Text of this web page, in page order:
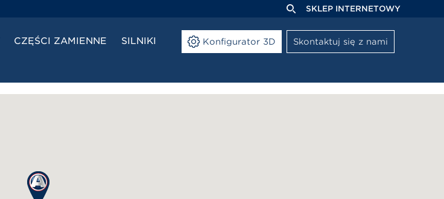
SKLEP INTERNETOWY
CZĘŚCI ZAMIENNE SILNIKI Konfigurator 3D Skontaktuj się z nami